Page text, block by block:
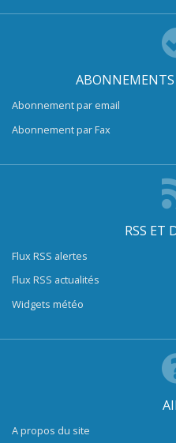
ABONNEMENTS
Abonnement par email
Abonnement par Fax
RSS ET
Flux RSS alertes
Flux RSS actualités
Widgets météo
A propos du site